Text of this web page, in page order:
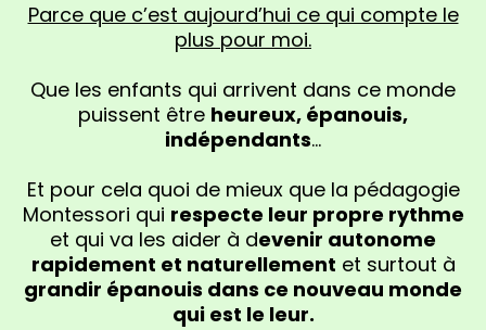
Parce que c’est aujourd’hui ce qui compte le
plus pour moi.
Que les enfants qui arrivent dans ce monde
puissent être heureux, épanouis,
indépendants…
Et pour cela quoi de mieux que la pédagogie
Montessori qui respecte leur propre rythme
et qui va les aider à devenir autonome
rapidement et naturellement et surtout à
grandir épanouis dans ce nouveau monde
qui est le leur.